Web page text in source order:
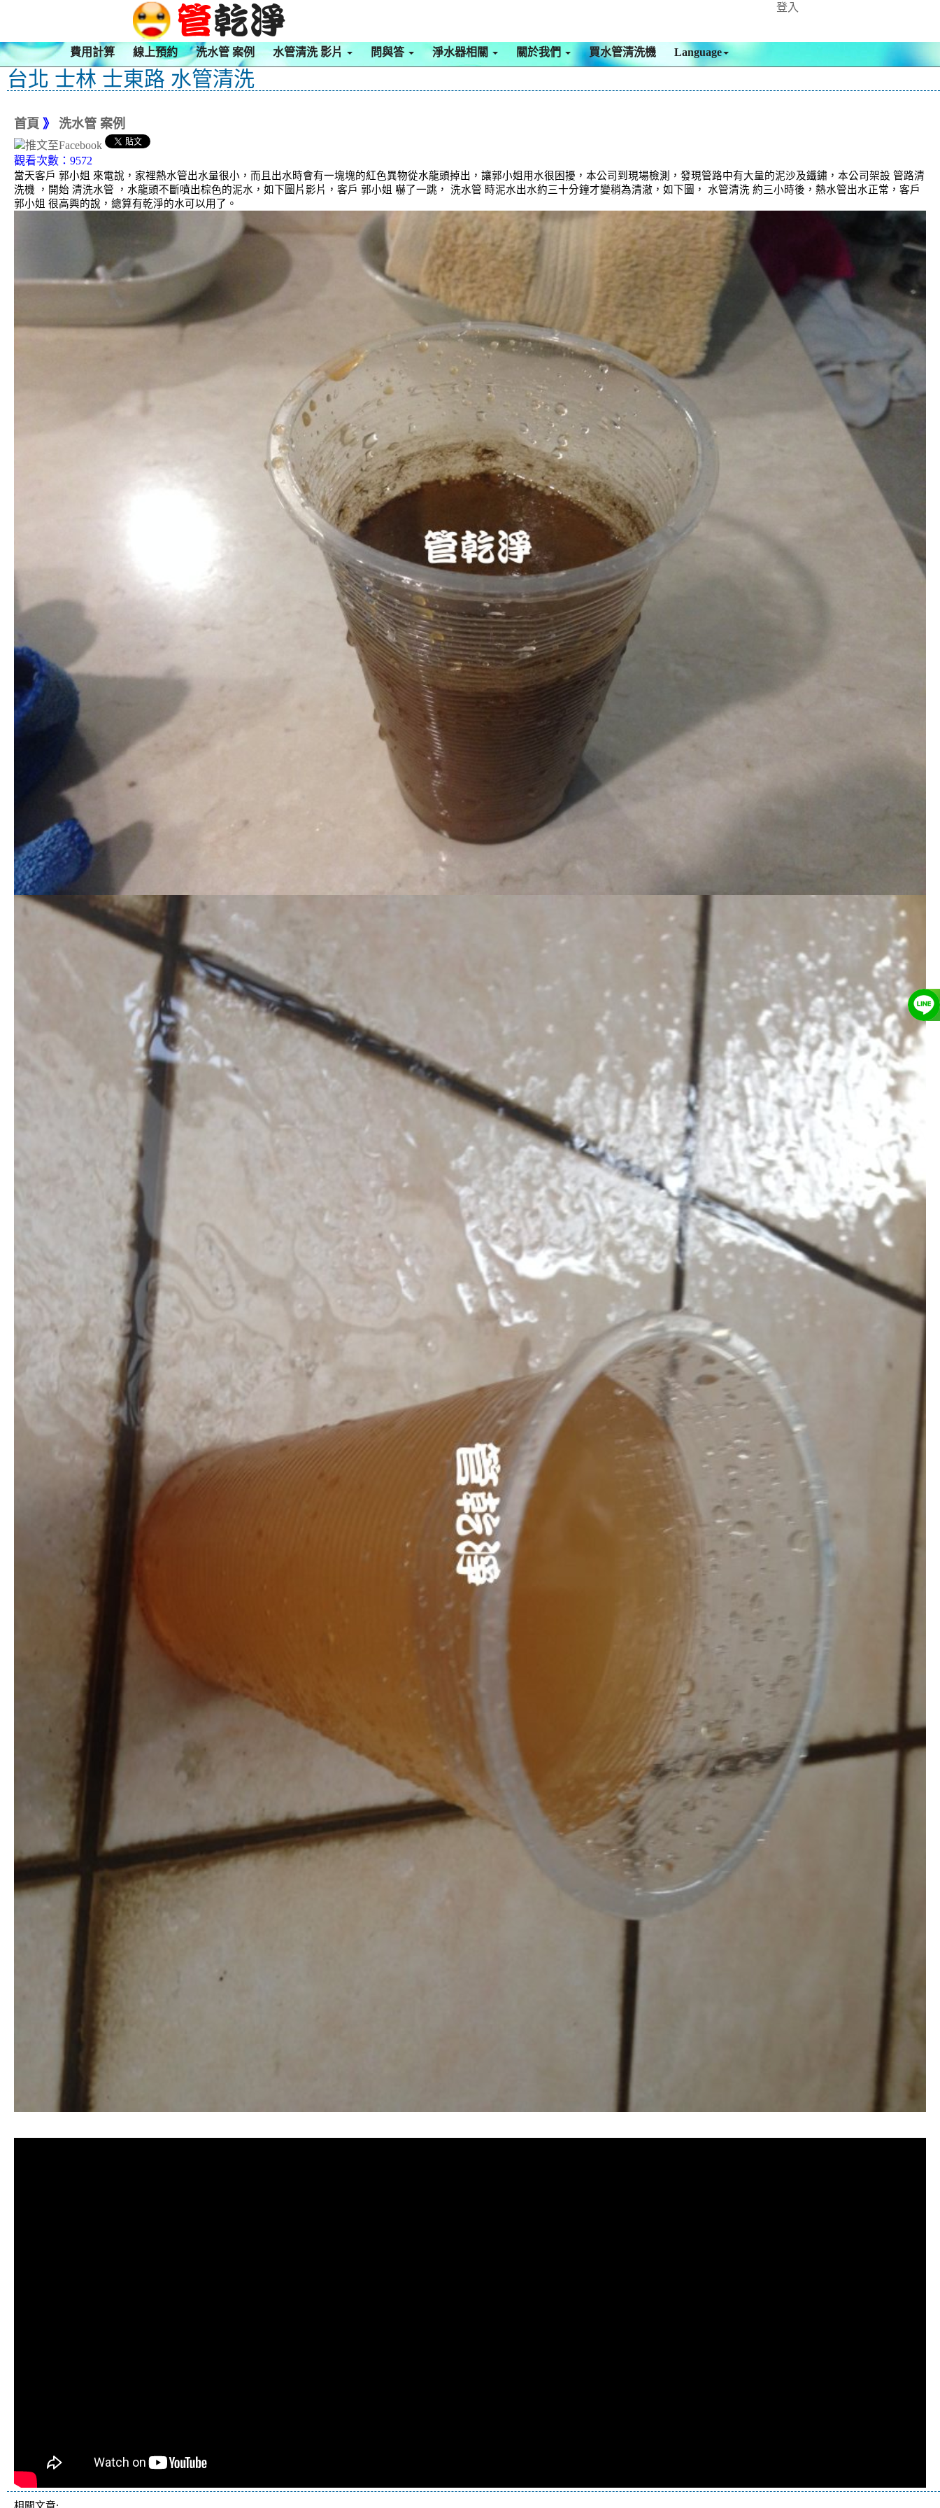
登入
費用計算 線上預約 洗水管 案例 水管清洗 影片 問與答 淨水器相關 關於我們 買水管清洗機 Language
台北 士林 士東路 水管清洗
首頁 》 洗水管 案例
觀看次數：9572
當天客戶 郭小姐 來電說，家裡熱水管出水量很小，而且出水時會有一塊塊的紅色異物從水龍頭掉出，讓郭小姐用水很困擾，本公司到現場檢測，發現管路中有大量的泥沙及鐵鏽，本公司架設 管路清
洗機 ，開始 清洗水管 ，水龍頭不斷噴出棕色的泥水，如下圖片影片，客戶 郭小姐 嚇了一跳， 洗水管 時泥水出水約三十分鐘才變稍為清澈，如下圖， 水管清洗 約三小時後，熱水管出水正常，客戶
郭小姐 很高興的說，總算有乾淨的水可以用了。